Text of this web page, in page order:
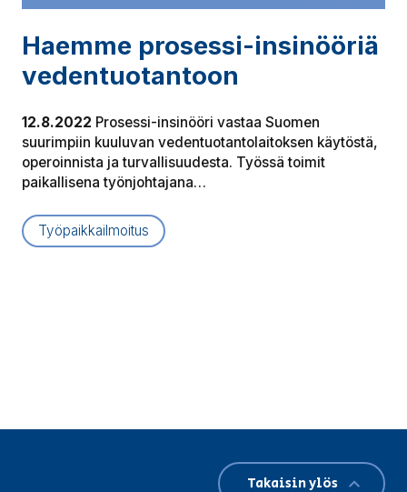
Haemme prosessi-insinööriä
ve­den­tuo­tan­toon
12.8.2022 Prosessi-insinööri vastaa Suomen
suurimpiin kuuluvan vedentuotantolaitoksen käytöstä,
operoinnista ja turvallisuudesta. Työssä toimit
paikallisena työnjohtajana…
Työpaikkailmoitus
Takaisin ylös